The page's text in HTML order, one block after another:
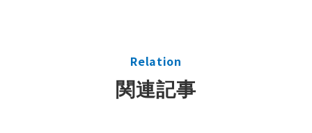
Relation
関連記事